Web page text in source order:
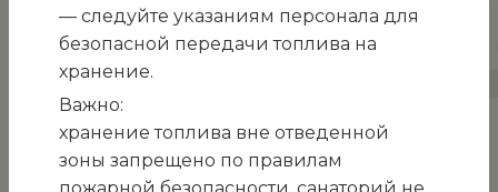
ВНИМАНИЕ!При одноместном размещении
отдыхающего в номере, стоимость путёвки
рассчитывается с коэффициентом 1,5
Правила бронирования
— следуйте указаниям персонала для
безопасной передачи топлива на
хранение.
Важно:
хранение топлива вне отведенной
зоны запрещено по правилам